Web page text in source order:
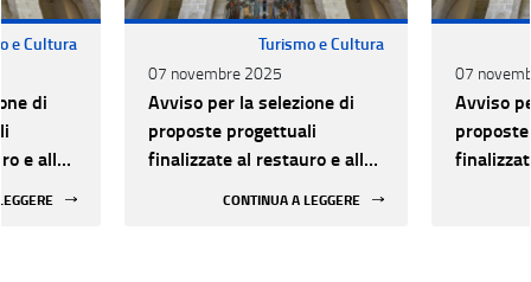
e Cultura
di
e alla
Turismo e Cultura
07 novembre 2025
Avviso per la selezione di
proposte progettuali
finalizzate al restauro e alla
CONTINUA A LEGGERE
07
Avviso